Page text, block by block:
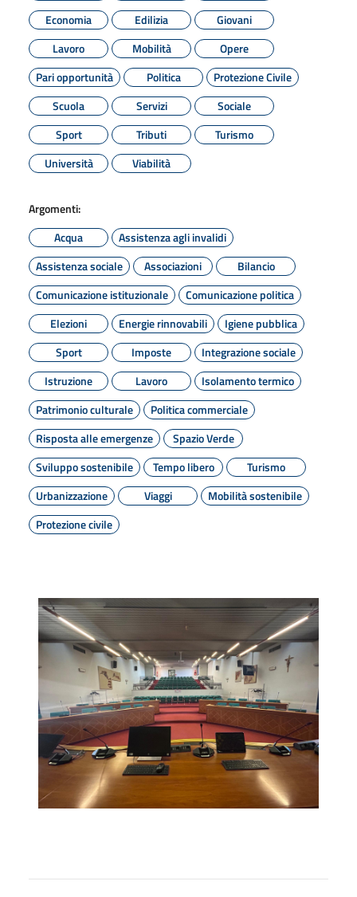
Economia
Edilizia
Giovani
Lavoro
Mobilità
Opere
Pari opportunità
Politica
Protezione Civile
Scuola
Servizi
Sociale
Sport
Tributi
Turismo
Università
Viabilità
Argomenti:
Acqua
Assistenza agli invalidi
Assistenza sociale
Associazioni
Bilancio
Comunicazione istituzionale
Comunicazione politica
Elezioni
Energie rinnovabili
Igiene pubblica
Sport
Imposte
Integrazione sociale
Istruzione
Lavoro
Isolamento termico
Patrimonio culturale
Politica commerciale
Risposta alle emergenze
Spazio Verde
Sviluppo sostenibile
Tempo libero
Turismo
Urbanizzazione
Viaggi
Mobilità sostenibile
Protezione civile